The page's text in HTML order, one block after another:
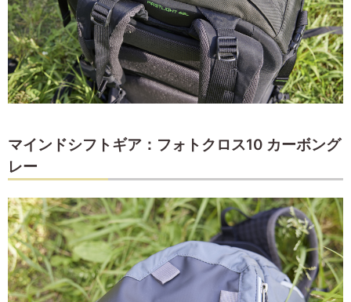
マインドシフトギア：フォトクロス10 カーボング
レー